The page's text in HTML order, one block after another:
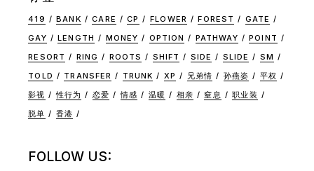
419 BANK CARE CP FLOWER FOREST
GATE
GAY
LENGTH MONEY OPTION PATHWAY
POINT
RESORT
RING ROOTS SHIFT SIDE SLIDE
SM
TOLD
TRANSFER TRUNK XP 兄弟情 孙燕姿
平权
影视
性行为 恋爱 情感 温暖 相亲 窒息
职业装
脱单
香港
FOLLOW US: